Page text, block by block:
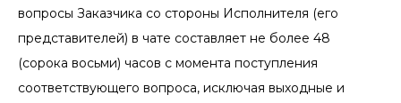
вопросы Заказчика со стороны Исполнителя (его
представителей) в чате составляет не более 48
(сорока восьми) часов с момента поступления
соответствующего вопроса, исключая выходные и